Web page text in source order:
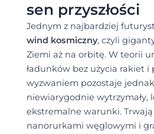
sen przyszłości
Jednym z najbardziej
wind kosmiczny, czyli
Ziemi aż na orbitę. W teorii
ładunków bez użycia rakiet i
wyzwaniem pozostaje
niewiarygodnie wytrzymały,
ekstremalne warunki.
nanorurkami węglowymi i